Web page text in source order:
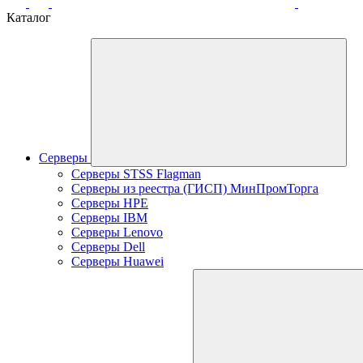
Каталог
Серверы
Серверы STSS Flagman
Серверы из реестра (ГИСП) МинПромТорга
Серверы HPE
Серверы IBM
Серверы Lenovo
Серверы Dell
Серверы Huawei